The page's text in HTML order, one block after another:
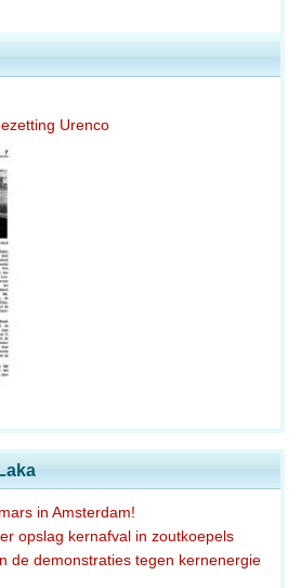
Urenco
in Amsterdam!
opslag kernafval in zoutkoepels
de demonstraties tegen kernenergie